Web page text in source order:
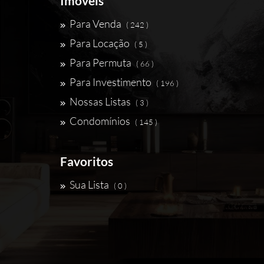
Para Venda ( 242 )
Para Locação ( 5 )
Para Permuta ( 66 )
Para Investimento ( 196 )
Nossas Listas ( 3 )
Condomínios ( 145 )
Favoritos
Sua Lista ( 0 )